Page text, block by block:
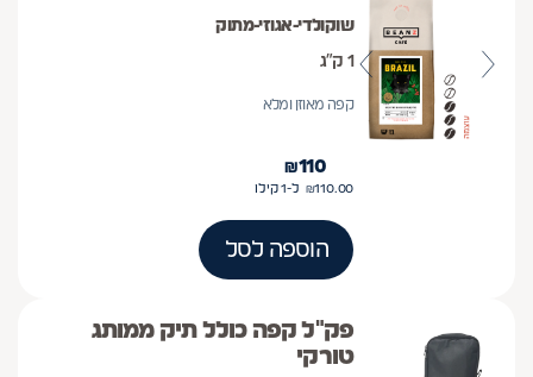
שוקולדי-אגוזי-מתוק
1 ק״ג
קפה מאוזן ומלא
110
₪
110.00
₪ ל-1 קילו
הוספה לסל
פק"ל קפה כולל תיק ממותג
טורקי